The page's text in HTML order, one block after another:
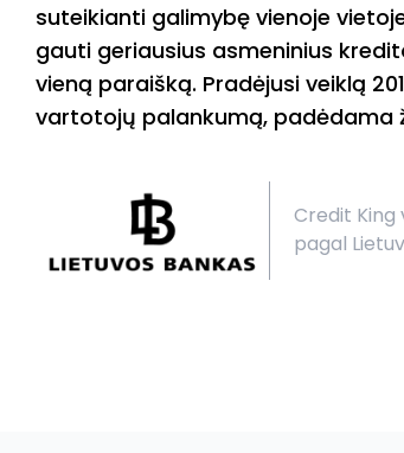
suteikianti galimybę vienoje
gauti geriausius asmeninius
vieną paraišką. Pradėjusi veiklą
vartotojų palankumą, padėdama
Credit
pagal